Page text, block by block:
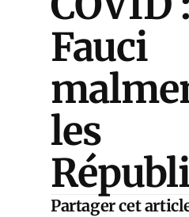
Fauci
les
Partager cet